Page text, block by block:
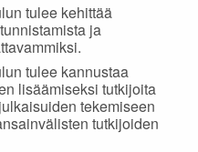
tulee kehittää
ja
tulee kannustaa
lisäämiseksi tutkijoita
tekemiseen
tutkijoiden